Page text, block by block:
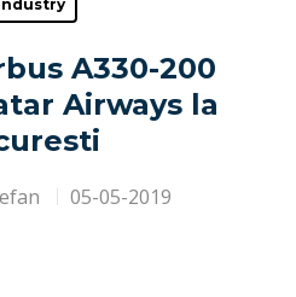
A330-200
Airways la
05-05-2019